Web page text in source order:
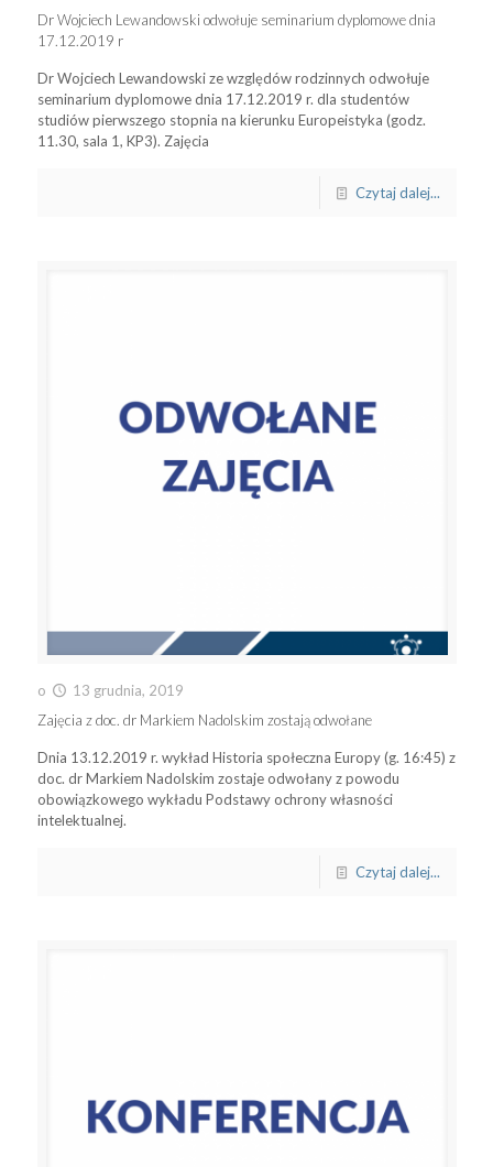
Dr Wojciech Lewandowski odwołuje seminarium dyplomowe dnia
17.12.2019 r
Dr Wojciech Lewandowski ze względów rodzinnych odwołuje
seminarium dyplomowe dnia 17.12.2019 r. dla studentów
studiów pierwszego stopnia na kierunku Europeistyka (godz.
11.30, sala 1, KP3). Zajęcia
Czytaj dalej...
o
13 grudnia, 2019
Zajęcia z doc. dr Markiem Nadolskim zostają odwołane
Dnia 13.12.2019 r. wykład Historia społeczna Europy (g. 16:45) z
doc. dr Markiem Nadolskim zostaje odwołany z powodu
obowiązkowego wykładu Podstawy ochrony własności
intelektualnej.
Czytaj dalej...